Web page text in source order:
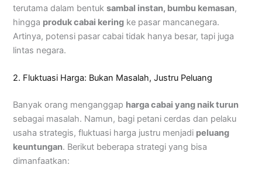
terutama dalam bentuksambal instan, bumbu kemasan,
hingga produk cabai kering ke pasar mancanegara.
Artinya, potensi pasar cabai tidak hanya besar, tapi juga
lintas negara.
2. Fluktuasi Harga: Bukan Masalah, Justru Peluang
Banyak orang menganggap harga cabai yang naik turun
sebagai masalah. Namun, bagi petani cerdas dan pelaku
usaha strategis, fluktuasi harga justru menjadi peluang
keuntungan. Berikut beberapa strategi yang bisa
dimanfaatkan: